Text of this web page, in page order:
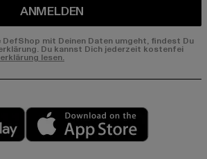
ANMELDEN
mit Deinen Daten umgeht, findest Du
Du kannst Dich jederzeit kostenfei
lesen.
Play market